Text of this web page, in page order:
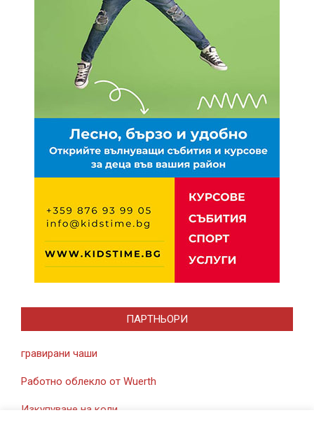
ПАРТНЬОРИ
гравирани чаши
Работно облекло от Wuerth
Изкупуване на коли